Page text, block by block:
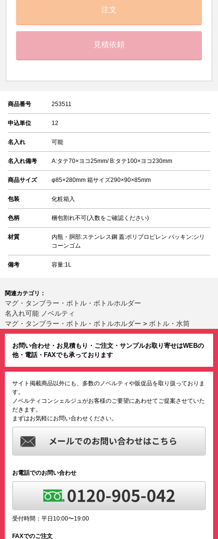
注文
見積依頼
商品番号 253511
申込単位 12
名入れ 可能
名入れ備考 A:タテ70×ヨコ25mm/ B:タテ100×ヨコ230mm
商品サイズ φ85×280mm 箱サイズ290×90×85mm
包装 化粧箱入
色柄 梱包割れ不可(入数をご確認ください)
材質
内瓶・胴部:ステンレス鋼 蓋:ポリプロピレン パッキン:シリ
コーンゴム
備考 容量:1L
関連カテゴリ：
マグ・タンブラー・ボトル・ボトルホルダー
名入れ可能 ノベルティ
マグ・タンブラー・ボトル・ボトルホルダー > ボトル・水筒
お問い合わせ・お見積もり・ご注文・サンプルお取り寄せはWEBの
他・電話・FAXでも承っております
サイト掲載商品以外にも、多数のノベルティや販促品を取り扱っておりま
す。
ノベルティコンシェルジュがお客様のご要望にあわせてご提案させていた
だきます。
まずはお気軽にお問い合わせください。
お電話でのお問い合わせ
受付時間：平日10:00〜19:00
FAXでのご注文